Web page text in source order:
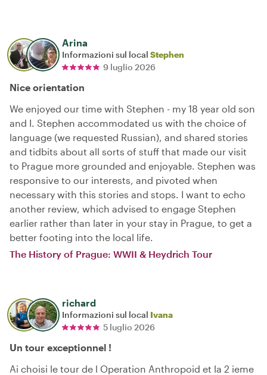
Arina
Informazioni sul local Stephen
9 luglio 2026
Nice orientation
We enjoyed our time with Stephen - my 18 year old son
and I. Stephen accommodated us with the choice of
language (we requested Russian), and shared stories
and tidbits about all sorts of stuff that made our visit
to Prague more grounded and enjoyable. Stephen was
responsive to our interests, and pivoted when
necessary with this stories and stops. I want to echo
another review, which advised to engage Stephen
earlier rather than later in your stay in Prague, to get a
better footing into the local life.
The History of Prague: WWII & Heydrich Tour
richard
Informazioni sul local Ivana
5 luglio 2026
Un tour exceptionnel !
Ai choisi le tour de l Operation Anthropoid et la 2 ieme